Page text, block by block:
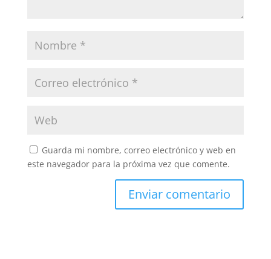
Guarda mi nombre, correo electrónico y web en
este navegador para la próxima vez que comente.